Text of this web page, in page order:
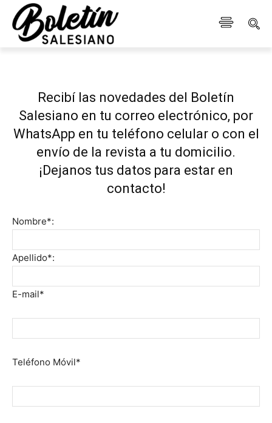
Recibí las novedades del Boletín
Salesiano en tu correo electrónico, por
WhatsApp en tu teléfono celular o con el
envío de la revista a tu domicilio.
¡Dejanos tus datos para estar en
contacto!
Nombre*:
Apellido*:
E-mail*
Teléfono Móvil*